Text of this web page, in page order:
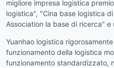
migliore impresa logistica
logistica", "Cina base logistica
Association la base di ricerca" e
Yuanhao logistica
funzionamento della logistica
funzionamento standardizzato,